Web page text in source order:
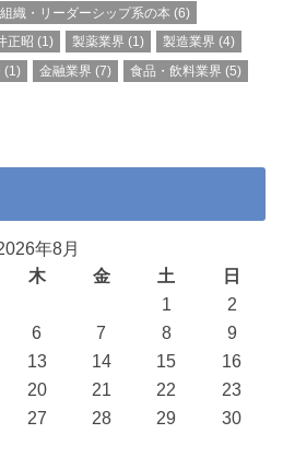
組織・リーダーシップ系の本 (6)
正昭 (1) 製薬業界 (1) 製造業界 (4)
(1) 金融業界 (7) 食品・飲料業界 (5)
年8月
木 金 土
日
1
2
6 7 8
9
13 14 15
16
20 21 22
23
27 28 29
30